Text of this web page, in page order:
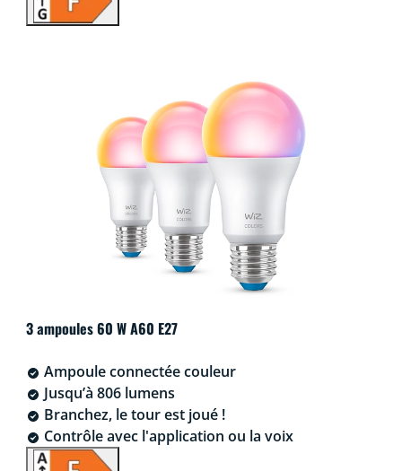
3 ampoules 60 W A60 E27
Ampoule connectée couleur
Jusqu’à 806 lumens
Branchez, le tour est joué !
Contrôle avec l'application ou la voix